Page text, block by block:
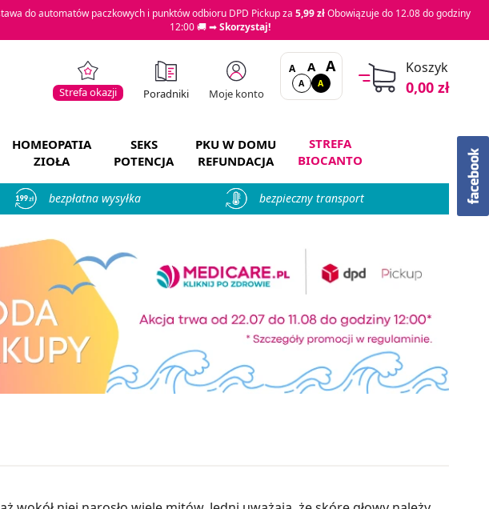
do automatów paczkowych i punktów odbioru DPD Pickup za 5,99 złObowiązuje do 12.08 do godziny
12:00 🚚 ➡Skorzystaj!
Strefa okazji Poradniki Moje konto
A A A
A A
Koszyk
0,00 zł
HOMEOPATIA
ZIOŁA
SEKS
POTENCJA
PKU W DOMU
REFUNDACJA
STREFA
BIOCANTO
bezpłatna wysyłka bezpieczny transport